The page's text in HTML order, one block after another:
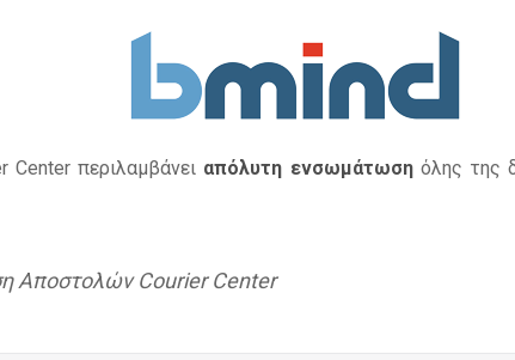
Center περιλαμβάνει απόλυτη ενσωμάτωσηόλης της
Αποστολών Courier Center